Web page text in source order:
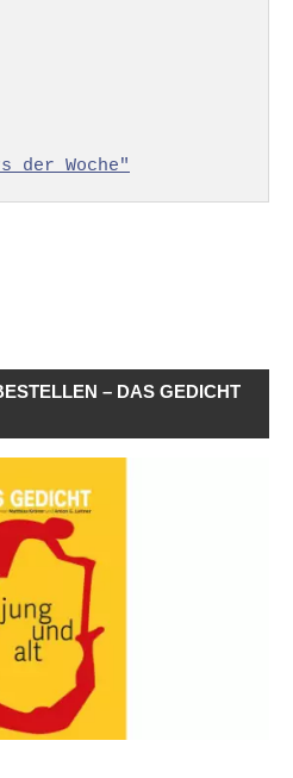
der Woche"
– DAS GEDICHT